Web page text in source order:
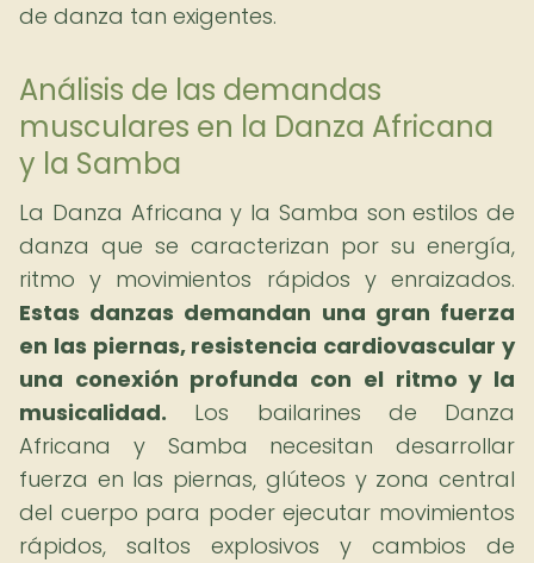
de danza tan exigentes.
Análisis de las demandas
musculares en la Danza Africana
y la Samba
La Danza Africana y la Samba son estilos de
danza que se caracterizan por su energía,
ritmo y movimientos rápidos y enraizados.
Estas danzas demandan una gran fuerza
en las piernas, resistencia cardiovascular y
una conexión profunda con el ritmo y la
musicalidad. Los bailarines de Danza
Africana y Samba necesitan desarrollar
fuerza en las piernas, glúteos y zona central
del cuerpo para poder ejecutar movimientos
rápidos, saltos explosivos y cambios de